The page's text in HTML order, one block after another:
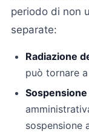
periodo di non
separate:
Radiazione
può tornare
sospensione